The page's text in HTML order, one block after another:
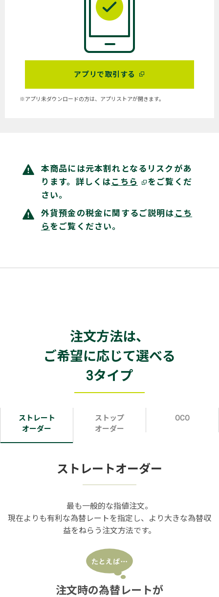
アプリで取引する
※アプリ未ダウンロードの方は、アプリストアが開きます。
本商品には元本割れとなるリスクがあ
ります。詳しくはこちら
をご覧くだ
さい。
外貨預金の税金に関するご説明は こち
ら をご覧ください。
注文方法は、
ご希望に応じて選べる
3タイプ
ストレート
オーダー
ストップ
オーダー
OCO
ストレートオーダー
最も一般的な指値注文。
現在よりも有利な為替レートを指定し、より大きな為替収
益をねらう注文方法です。
注文時の為替レートが